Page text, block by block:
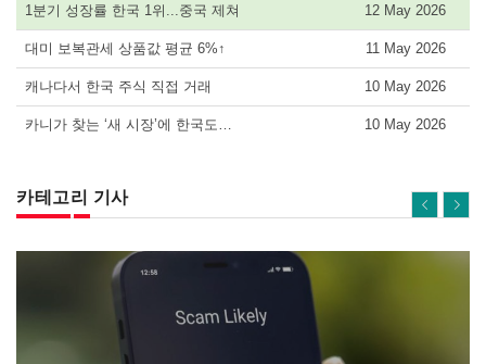
1분기 성장률 한국 1위...중국 제쳐 12 May 2026
대미 보복관세 상품값 평균 6%↑ 11 May 2026
캐나다서 한국 주식 직접 거래 10 May 2026
카니가 찾는 ‘새 시장’에 한국도… 10 May 2026
카테고리 기사